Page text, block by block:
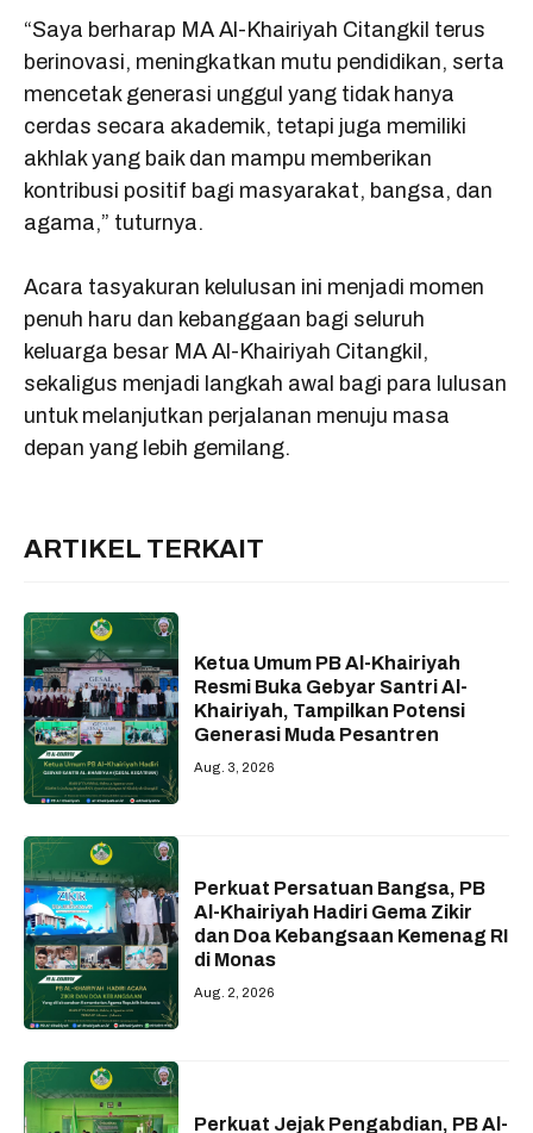
“Saya berharap MA Al-Khairiyah Citangkil terus
berinovasi, meningkatkan mutu pendidikan, serta
mencetak generasi unggul yang tidak hanya
cerdas secara akademik, tetapi juga memiliki
akhlak yang baik dan mampu memberikan
kontribusi positif bagi masyarakat, bangsa, dan
agama,” tuturnya.
Acara tasyakuran kelulusan ini menjadi momen
penuh haru dan kebanggaan bagi seluruh
keluarga besar MA Al-Khairiyah Citangkil,
sekaligus menjadi langkah awal bagi para lulusan
untuk melanjutkan perjalanan menuju masa
depan yang lebih gemilang.
ARTIKEL TERKAIT
Ketua Umum PB Al-Khairiyah
Resmi Buka Gebyar Santri Al-
Khairiyah, Tampilkan Potensi
Generasi Muda Pesantren
Aug. 3, 2026
Perkuat Persatuan Bangsa, PB
Al-Khairiyah Hadiri Gema Zikir
dan Doa Kebangsaan Kemenag RI
di Monas
Aug. 2, 2026
Perkuat Jejak Pengabdian, PB Al-